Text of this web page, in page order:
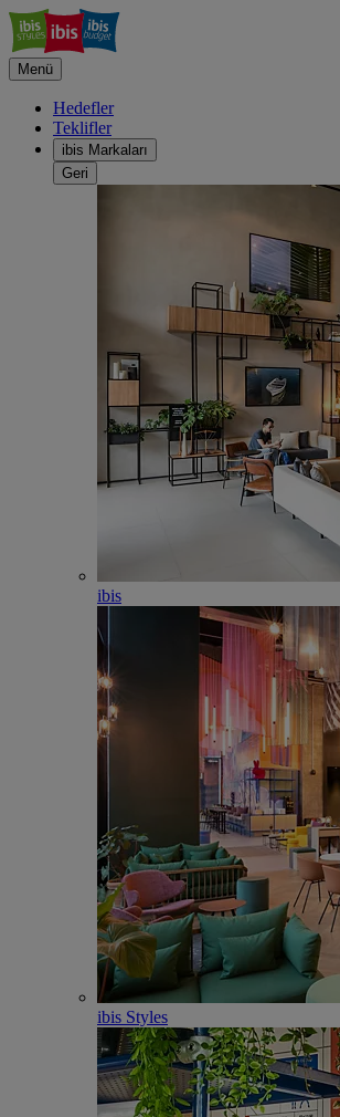
Menü
Hedefler
Teklifler
ibis Markaları
Geri
ibis
ibis Styles